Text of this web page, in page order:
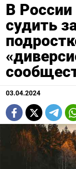
В
судить
03.04.2024